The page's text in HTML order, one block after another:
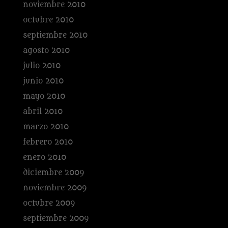
noviembre 2010
octubre 2010
septiembre 2010
agosto 2010
julio 2010
junio 2010
mayo 2010
abril 2010
marzo 2010
febrero 2010
enero 2010
diciembre 2009
noviembre 2009
octubre 2009
septiembre 2009